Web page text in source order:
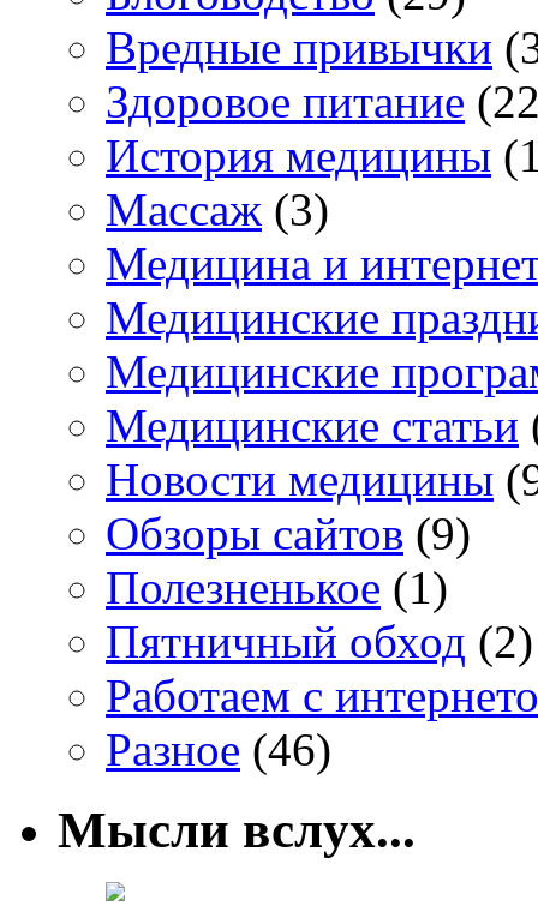
Вредные привычки
Здоровое питание
История медицины
Массаж (3)
Медицина и
Медицинские
Медицинские
Медицинские статьи
Новости медицины
Обзоры сайтов (9)
Полезненькое (1)
Пятничный обход (2)
Работаем с
Разное (46)
Мысли вслух...